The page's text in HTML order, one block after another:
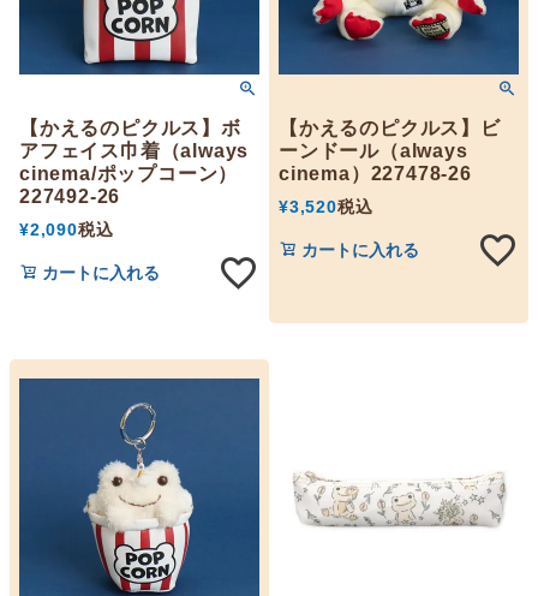
【かえるのピクルス】ボ
アフェイス巾着（always
cinema/ポップコーン）
227492-26
¥2,090税込
カートに入れる
【かえるのピクルス】ビ
ーンドール（always
cinema）227478-26
¥3,520税込
カートに入れる